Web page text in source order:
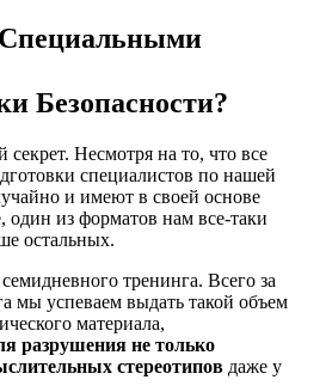
Безопасности?
Несмотря на то, что все
специалистов по нашей
и имеют в своей основе
один из форматов нам все-таки
остальных.
тренинга. Всего за
мы успеваем выдать такой объем
материала,
разрушения не только
стереотипов даже у